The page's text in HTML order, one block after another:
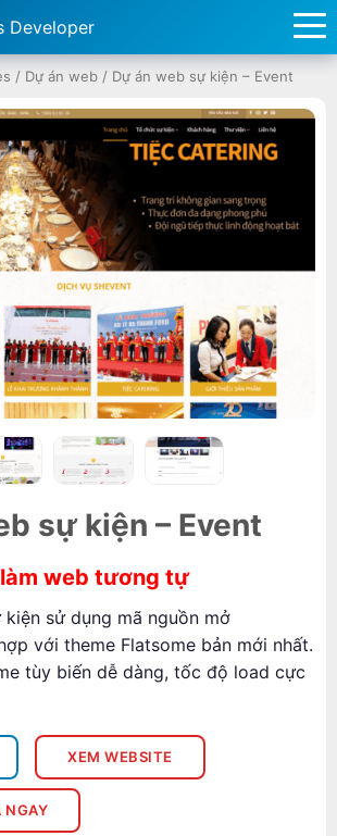
Developer
/ Dự án web / Dự án web sự kiện – Event
sự kiện – Event
web tương tự
sử dụng mã nguồn mở
với theme Flatsome bản mới nhất.
tùy biến dễ dàng, tốc độ load cực
XEM WEBSITE
NGAY